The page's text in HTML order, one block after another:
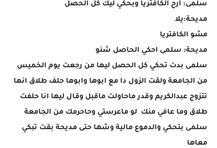
سلمى: ارح الكافتريا وبحكي ليك كل الحصل
مديحة:يلا
مشو الكافتريا
مديحة: سلمى احكي الحاصل شنو
سلمى بدت تحكي كل الحصل ليها من رجعت يوم الخميس
من الجامعة ولقت الزول دا مع ابوها وابوها حلف طلاق انها
تتزوج عبدالكريم وقدر ماحاولت ماقبل وقال ليها انا حلفت
طلاق وما عافي منك لو ماعرستي وحاحرمك من الجامعة
سلمى بتحكي والدموع مالية وشها حتى مديحة بقت تبكي
معاها